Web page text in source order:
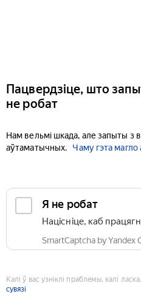
Пацвердзіце, што
не робат
Нам вельмі шкада, але запыты з
аўтаматычных.
Чаму гэта магло
Я не робат
Націсніце, каб
SmartCaptcha by Yandex
Калі ў вас узніклі праблемы, калі
сувязі